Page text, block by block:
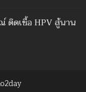
ติดเชื้อ HPV สู้นาน